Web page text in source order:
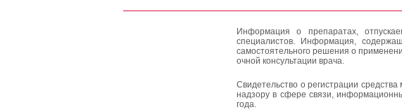
Информация о препаратах,
специалистов. Информация,
самостоятельного решения о
очной консультации врача.
Свидетельство о регистрации
надзору в сфере связи,
года.